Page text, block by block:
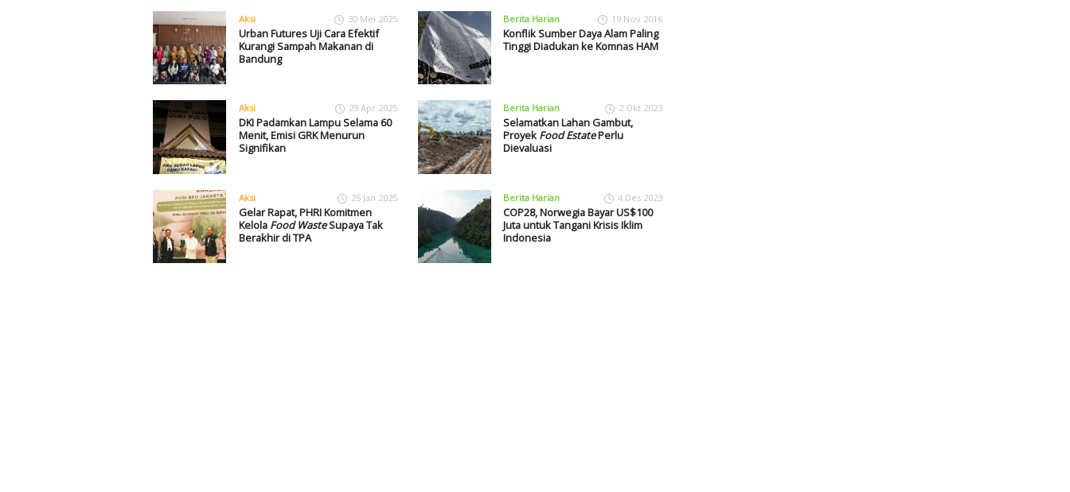
Aksi 30 Mei 2025
Urban Futures Uji Cara Efektif
Kurangi Sampah Makanan di
Bandung
Aksi 29 Apr 2025
DKI Padamkan Lampu Selama 60
Menit, Emisi GRK Menurun
Signifikan
Aksi 25 Jan 2025
Gelar Rapat, PHRI Komitmen
Kelola Food WasteSupaya Tak
Berakhir di TPA
Berita Harian 19 Nov 2016
Konflik Sumber Daya Alam Paling
Tinggi Diadukan ke Komnas HAM
Berita Harian 2 Okt 2023
Selamatkan Lahan Gambut,
Proyek Food EstatePerlu
Dievaluasi
Berita Harian 4 Des 2023
COP28, Norwegia Bayar US$100
Juta untuk Tangani Krisis Iklim
Indonesia